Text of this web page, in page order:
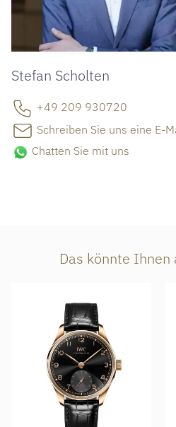
Stefan Scholten
+49 209 930720
Schreiben Sie uns eine E-
Chatten Sie mit uns
Das könnte Ihnen